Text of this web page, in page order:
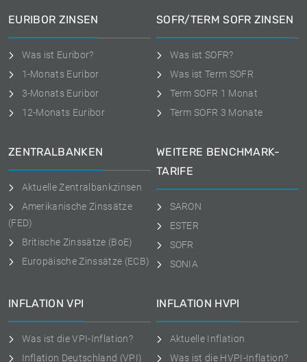
EURIBOR ZINSEN
Was ist Euribor?
1-Monats Euribor
3-Monats Euribor
12-Monats Euribor
SOFR/TERM SOFR ZINSEN
Was ist SOFR?
Was ist Term SOFR
Term SOFR 1 Monat
Term SOFR 3 Monate
ZENTRALBANKEN
Aktuelle Zentralbankzinsen
Amerikanische Zinssätze
(FED)
Britische Zinssätze (BoE)
Europäische Zinssätze (ECB)
WEITERE BENCHMARK-
TARIFE
SARON
ESTER
SOFR
SONIA
INFLATION VPI
Was ist die VPI-Inflation?
Inflation Deutschland (VPI)
INFLATION HVPI
Aktuelle Inflation
Was ist die HVPI-Inflation?